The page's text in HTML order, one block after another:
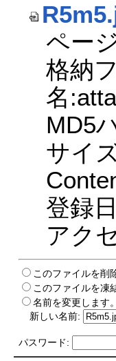
ペー
格納
名
MD5
サイ
登録
アク
このファイルを削
このファイルを凍
名前を変更します
新しい名前:
パスワード: